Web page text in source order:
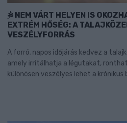
NEM VÁRT HELYEN IS
EXTRÉM HŐSÉG: A
VESZÉLYFORRÁS
A forró, napos időjárás kedvez a
amely irritálhatja a légutakat,
különösen veszélyes lehet a krónikus